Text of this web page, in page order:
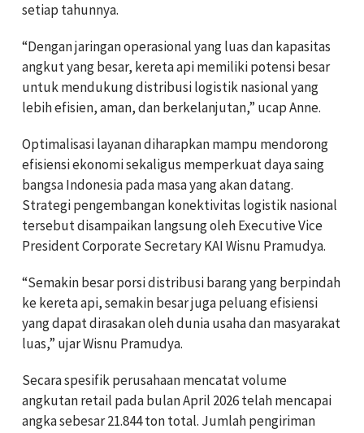
setiap tahunnya.
“Dengan jaringan operasional yang luas dan kapasitas
angkut yang besar, kereta api memiliki potensi besar
untuk mendukung distribusi logistik nasional yang
lebih efisien, aman, dan berkelanjutan,” ucap Anne.
Optimalisasi layanan diharapkan mampu mendorong
efisiensi ekonomi sekaligus memperkuat daya saing
bangsa Indonesia pada masa yang akan datang.
Strategi pengembangan konektivitas logistik nasional
tersebut disampaikan langsung oleh Executive Vice
President Corporate Secretary KAI Wisnu Pramudya.
“Semakin besar porsi distribusi barang yang berpindah
ke kereta api, semakin besar juga peluang efisiensi
yang dapat dirasakan oleh dunia usaha dan masyarakat
luas,” ujar Wisnu Pramudya.
Secara spesifik perusahaan mencatat volume
angkutan retail pada bulan April 2026 telah mencapai
angka sebesar 21.844 ton total. Jumlah pengiriman